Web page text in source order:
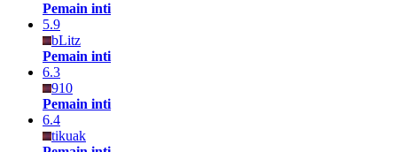
Pemain inti
5.9
bLitz
Pemain inti
6.3
910
Pemain inti
6.4
tikuak